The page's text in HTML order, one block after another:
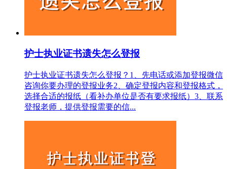
护士执业证书遗失怎么登报
护士执业证书遗失怎么登报？1、先电话或添加登报微信
咨询你要办理的登报业务2、确定登报内容和登报格式，
选择合适的报纸（看补办单位是否有要求报纸）3、联系
登报老师，提供登报需要的信...